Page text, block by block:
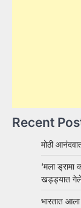
Recent
मोठी
‘मला
खड्ड्यात गेले
भारतात